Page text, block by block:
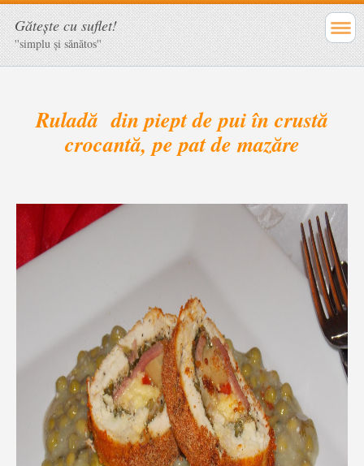
Găteşte cu suflet!
''simplu şi sănătos''
Ruladă din piept de pui în crustă
crocantă, pe pat de mazăre